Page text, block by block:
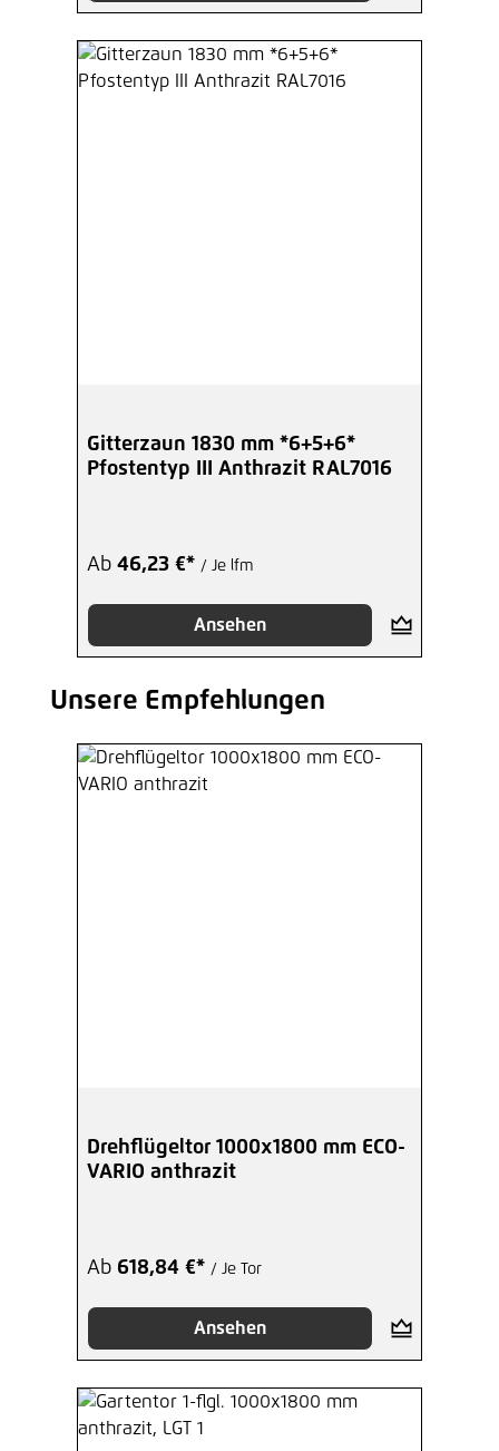
Gitterzaun 1830 mm *6+5+6*
Pfostentyp III Anthrazit RAL7016
Ab 46,23 €* / Je lfm
Ansehen
Produktgalerie überspringen
Unsere Empfehlungen
Drehflügeltor 1000x1800 mm ECO-
VARIO anthrazit
Ab 618,84 €* / Je Tor
Ansehen